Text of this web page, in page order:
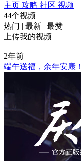
主页 攻略 社区 视频
44个视频
热门 | 最新 | 最赞
上传我的视频
2年前
端午送福，余年安康